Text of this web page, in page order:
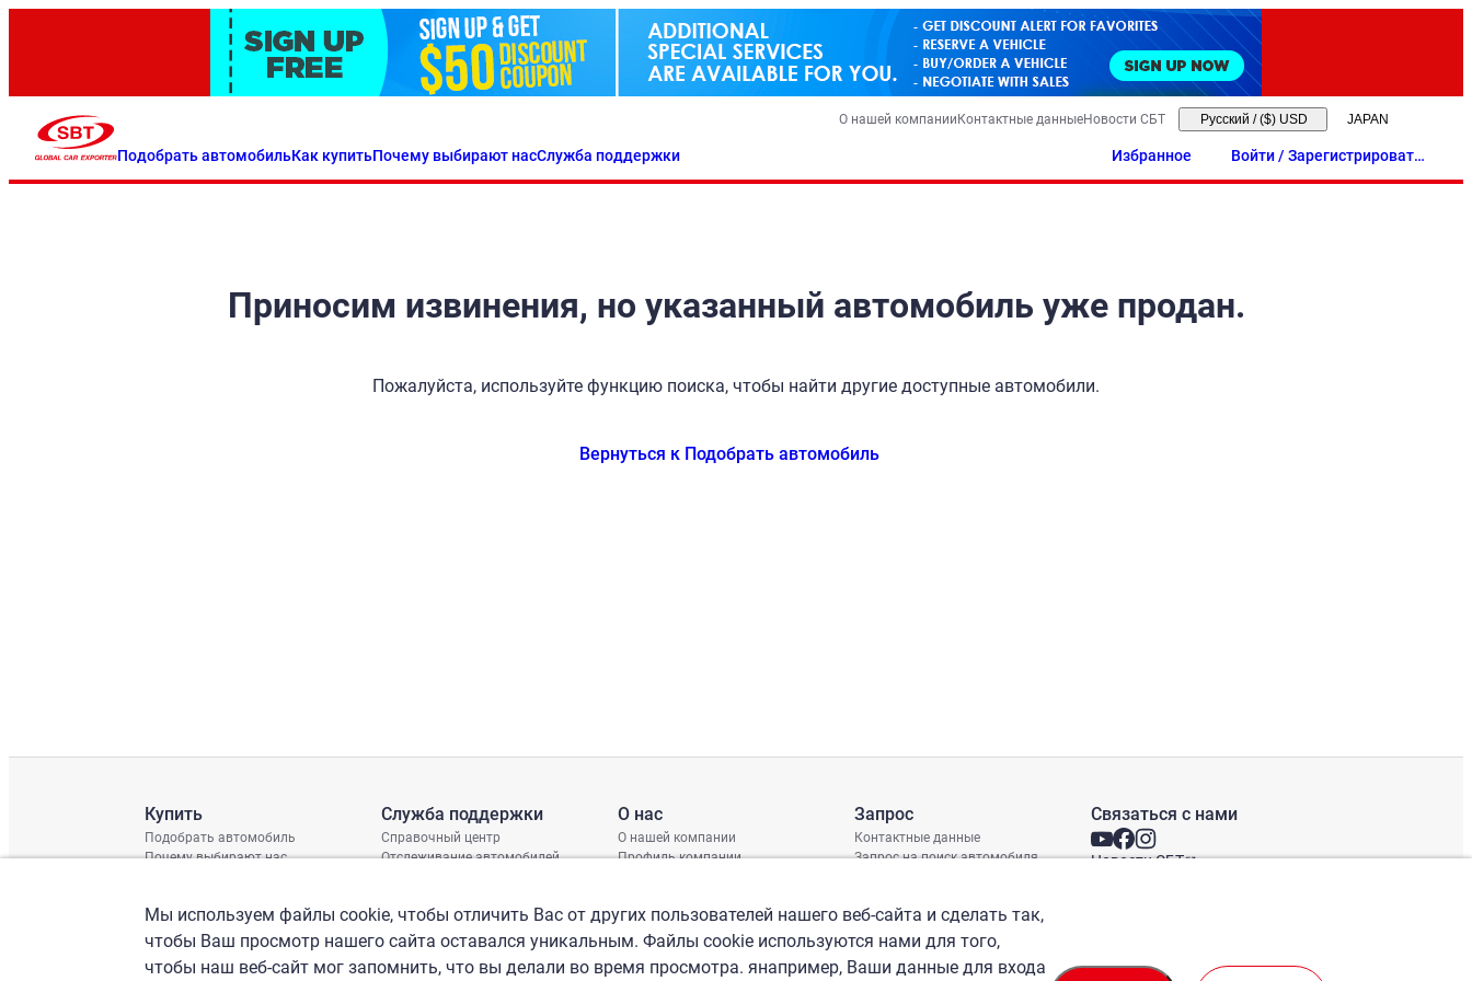
Подобрать автомобильКак купитьПочему выбирают насСлужба поддержки
О нашей компанииКонтактные данныеНовости СБТ Русский / ($) USD
Избранное
Войти / Зарегистрировать
ся
Приносим извинения, но указанный автомобиль уже продан.
Пожалуйста, используйте функцию поиска, чтобы найти другие доступные автомобили.
Вернуться к Подобрать автомобиль
Купить
Подобрать автомобиль
Почему выбирают нас
Служба поддержки
Справочный центр
Отслеживание автомобилей
График доставки
Проверка шасси
О нас
О нашей компании
Профиль компании
Запрос
Контактные данные
Запрос на поиск автомобиля
Связаться с нами
Новости СБТ
Мы используем файлы cookie, чтобы отличить Вас от других пользователей нашего веб-сайта и сделать так,
чтобы Ваш просмотр нашего сайта оставался уникальным. Файлы cookie используются нами для того,
чтобы наш веб-сайт мог запомнить, что вы делали во время просмотра. янапример, Ваши данные для входа